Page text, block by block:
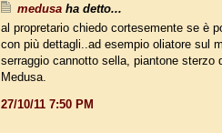
medusa ha detto...
al propretario chiedo cortesemente se è
con più dettagli..ad esempio oliatore sul
serraggio cannotto sella, piantone sterzo
Medusa.
27/10/11 7:50 PM